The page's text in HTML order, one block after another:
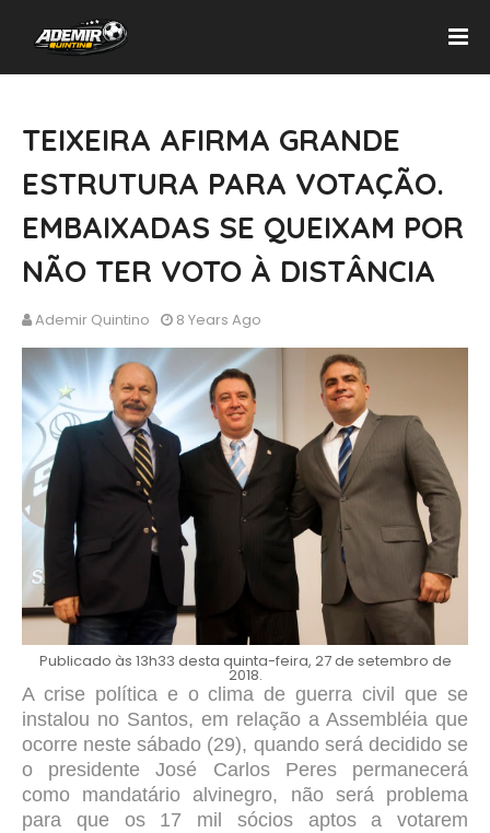
TEIXEIRA AFIRMA GRANDE
ESTRUTURA PARA VOTAÇÃO.
EMBAIXADAS SE QUEIXAM POR
NÃO TER VOTO À DISTÂNCIA
Ademir Quintino 8 Years Ago
Publicado às 13h33 desta quinta-feira, 27 de setembro de
2018.
A crise política e o clima de guerra civil que se
instalou no Santos, em relação a Assembléia que
ocorre neste sábado (29), quando será decidido se
o presidente José Carlos Peres permanecerá
como mandatário alvinegro, não será problema
para que os 17 mil sócios aptos a votarem